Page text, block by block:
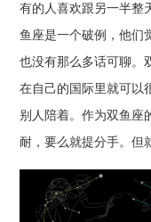
有的人喜欢跟另一半整
鱼座是一个破例，他们
也没有那么多话可聊。
在自己的国际里就可以
别人陪着。作为双鱼座
耐，要么就提分手。但